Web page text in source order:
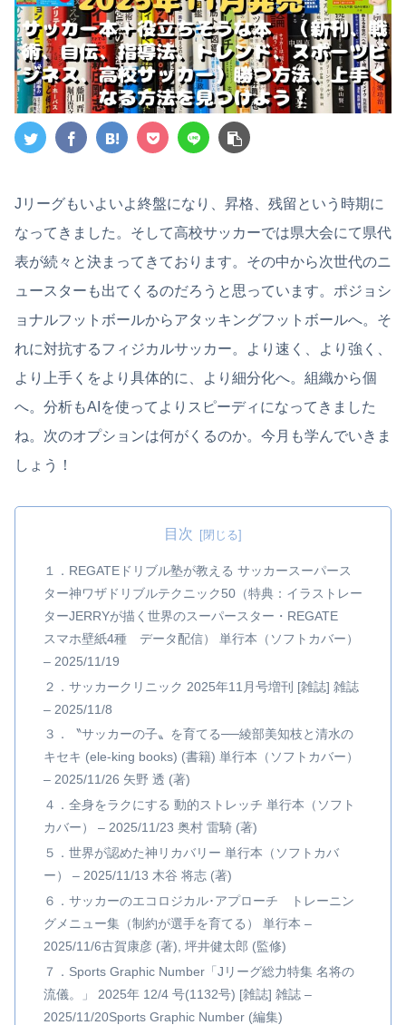
Jリーグもいよいよ終盤になり、昇格、残留という時期に
なってきました。そして高校サッカーでは県大会にて県代
表が続々と決まってきております。その中から次世代のニ
ュースターも出てくるのだろうと思っています。ポジョシ
ョナルフットボールからアタッキングフットボールへ。そ
れに対抗するフィジカルサッカー。より速く、より強く、
より上手くをより具体的に、より細分化へ。組織から個
へ。分析もAIを使ってよりスピーディになってきました
ね。次のオプションは何がくるのか。今月も学んでいきま
しょう！
目次
１．REGATEドリブル塾が教える サッカースーパース
ター神ワザドリブルテクニック50（特典：イラストレー
ターJERRYが描く世界のスーパースター・REGATE
スマホ壁紙4種 データ配信） 単行本（ソフトカバー）
– 2025/11/19
２．サッカークリニック 2025年11月号増刊 [雑誌] 雑誌
– 2025/11/8
３．〝サッカーの子〟を育てる──綾部美知枝と清水の
キセキ (ele-king books) (書籍) 単行本（ソフトカバー）
– 2025/11/26 矢野 透 (著)
４．全身をラクにする 動的ストレッチ 単行本（ソフト
カバー） – 2025/11/23 奥村 雷騎 (著)
５．世界が認めた神リカバリー 単行本（ソフトカバ
ー） – 2025/11/13 木谷 将志 (著)
６．サッカーのエコロジカル･アプローチ トレーニン
グメニュー集（制約が選手を育てる） 単行本 –
2025/11/6古賀康彦 (著), 坪井健太郎 (監修)
７．Sports Graphic Number「Jリーグ総力特集 名将の
流儀。」 2025年 12/4 号(1132号) [雑誌] 雑誌 –
2025/11/20Sports Graphic Number (編集)